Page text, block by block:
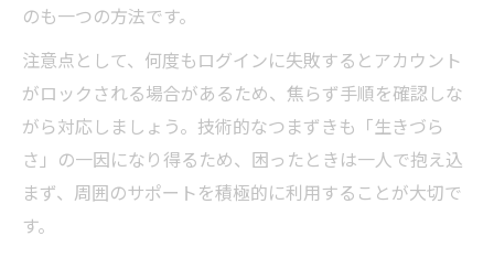
のも一つの方法です。
注意点として、何度もログインに失敗するとアカウント
がロックされる場合があるため、焦らず手順を確認しな
がら対応しましょう。技術的なつまずきも「生きづら
さ」の一因になり得るため、困ったときは一人で抱え込
まず、周囲のサポートを積極的に利用することが大切で
す。